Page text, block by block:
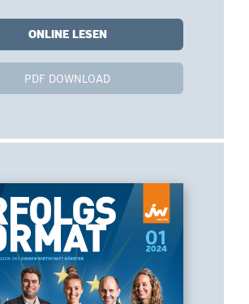
ONLINE LESEN
PDF DOWNLOAD